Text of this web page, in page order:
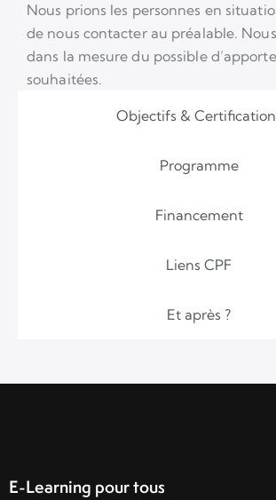
Objectifs &
Programme
Financement
Liens CPF
Et après ?
Nous prions les personnes en
de nous contacter au préalable.
dans la mesure du possible
souhaitées.
E-Learning pour tous